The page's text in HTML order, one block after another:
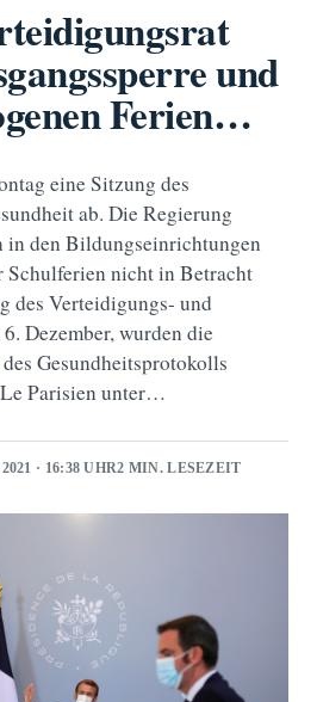
und
Ferien…
eine Sitzung des
ab. Die Regierung
in den Bildungseinrichtungen
Schulferien nicht in Betracht
des Verteidigungs- und
Dezember, wurden die
Gesundheitsprotokolls
Parisien unter…
· 16:38 UHR2 MIN. LESEZEIT